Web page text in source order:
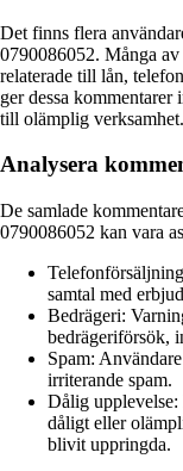
Det finns flera
0790086052. Många av
relaterade till lån,
ger dessa
till olämplig verksamhet.
Analysera
De samlade
0790086052 kan vara
samtal med
Bedrägeri:
bedrägeriförsök,
Spam:
irriterande spam.
Dålig upplevelse:
dåligt eller
blivit uppringda.